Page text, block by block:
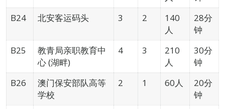
B24
北安客运码头 3 2
140
人
28分
钟
B25
教青局亲职教育中
心 (湖畔)
4 3
210
人
30分
钟
B26
澳门保安部队高等
学校
2 1 60人
20分
钟